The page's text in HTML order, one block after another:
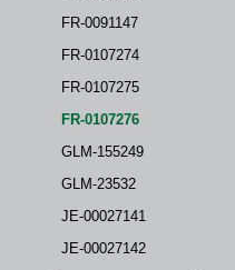
FR-0091147
FR-0107274
FR-0107275
FR-0107276
GLM-155249
GLM-23532
JE-00027141
JE-00027142